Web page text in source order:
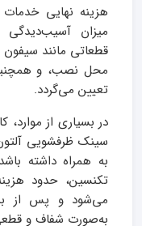
هزینه نهایی
میزان
قطعاتی مانند
محل نصب، و
تعیین می‌گردد.
در بسیاری از
سینک ظرفشویی
به همراه داشته
تکنسین، حدود
می‌شود و پس از
به‌صورت شفاف و